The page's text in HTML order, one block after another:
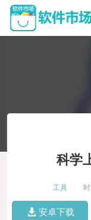
科学
工具
安卓下载